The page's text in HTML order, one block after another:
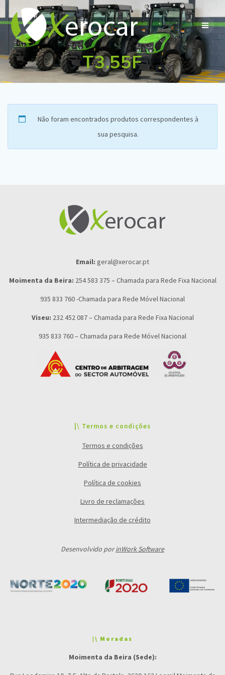
Skip
to
content
T3.55F
Não foram encontrados produtos correspondentes à
sua pesquisa.
Email: geral@xerocar.pt
Moimenta da Beira: 254 583 375 – Chamada para Rede Fixa Nacional
935 833 760 -Chamada para Rede Móvel Nacional
Viseu: 232 452 087 – Chamada para Rede Fixa Nacional
935 833 760 – Chamada para Rede Móvel Nacional
|\ Termos e condições
Termos e condições
Política de privacidade
Política de cookies
Livro de reclamações
Intermediação de crédito
Desenvolvido porinWork Software
|\ Moradas
Moimenta da Beira (Sede):